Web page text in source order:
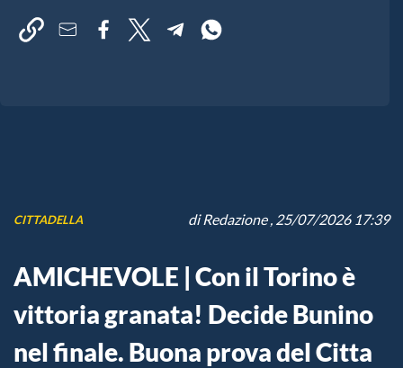
CITTADELLA diRedazione, 25/07/2026 17:39
AMICHEVOLE | Con il Torino è
vittoria granata! Decide Bunino
nel finale. Buona prova del Citta